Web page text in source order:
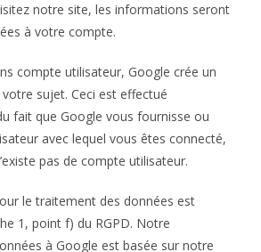
notre site, les informations seront
à votre compte.
compte utilisateur, Google crée un
sujet. Ceci est effectué
fait que Google vous fournisse ou
avec lequel vous êtes connecté,
pas de compte utilisateur.
le traitement des données est
1, point f) du RGPD. Notre
à Google est basée sur notre